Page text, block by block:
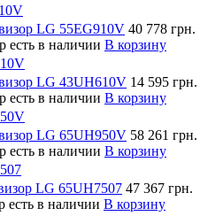
LG 55EG910V 40 778 грн.
есть в наличии В корзину
LG 43UH610V 14 595 грн.
есть в наличии В корзину
LG 65UH950V 58 261 грн.
есть в наличии В корзину
LG 65UH7507 47 367 грн.
есть в наличии В корзину